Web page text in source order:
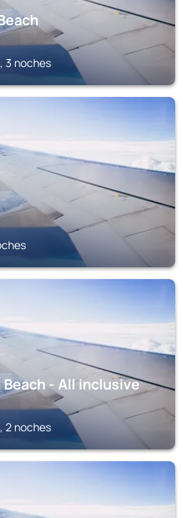
3 noches
- All inclusive
2 noches